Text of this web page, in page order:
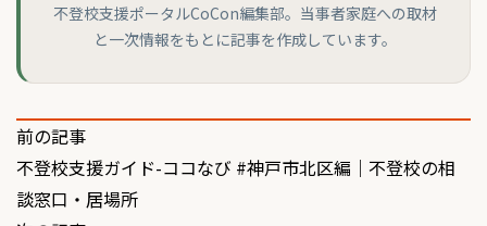
不登校支援ポータルCoCon編集部。当事者家庭への取材
と一次情報をもとに記事を作成しています。
投
稿
前の記事
不登校支援ガイド-ココなび #神戸市北区編｜不登校の相
談窓口・居場所